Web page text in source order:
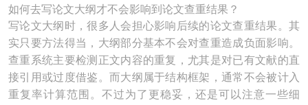
如何去写论文大纲才不会影响到论文查重结果？
写论文大纲时，很多人会担心影响后续的论文查重结果。其
实只要方法得当，大纲部分基本不会对查重造成负面影响。
查重系统主要检测正文内容的重复，尤其是对已有文献的直
接引用或过度借鉴。而大纲属于结构框架，通常不会被计入
重复率计算范围。不过为了更稳妥，还是可以注意一些细